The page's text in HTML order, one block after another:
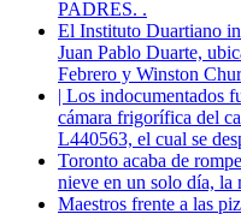
PADRES. .
El Instituto Duartiano
Juan Pablo Duarte,
Febrero y Winston
| Los indocumentados
cámara frigorífica del
L440563, el cual se
Toronto acaba de
nieve en un solo día, la
Maestros frente a las